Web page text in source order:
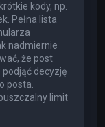
kody, np.
Pełna lista
nadmiernie
że post
decyzję
posta.
limit